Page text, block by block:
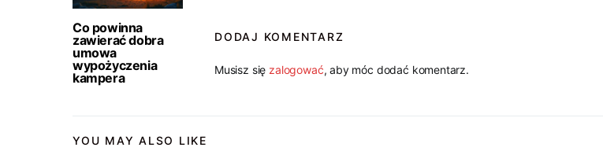
Co powinna
zawierać dobra
umowa
wypożyczenia
kampera
DODAJ KOMENTARZ
Musisz się zalogować, aby móc dodać komentarz.
YOU MAY ALSO LIKE